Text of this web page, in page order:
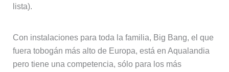
lista).
Con instalaciones para toda la familia, Big Bang, el que
fuera tobogán más alto de Europa, está en Aqualandia
pero tiene una competencia, sólo para los más